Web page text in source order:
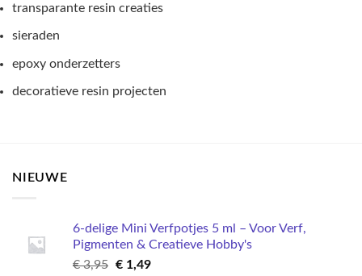
transparante resin creaties
sieraden
epoxy onderzetters
decoratieve resin projecten
NIEUWE
6-delige Mini Verfpotjes 5 ml – Voor Verf,
Pigmenten & Creatieve Hobby's
€3,95 Oorspronkelijke
€1,49Huidige